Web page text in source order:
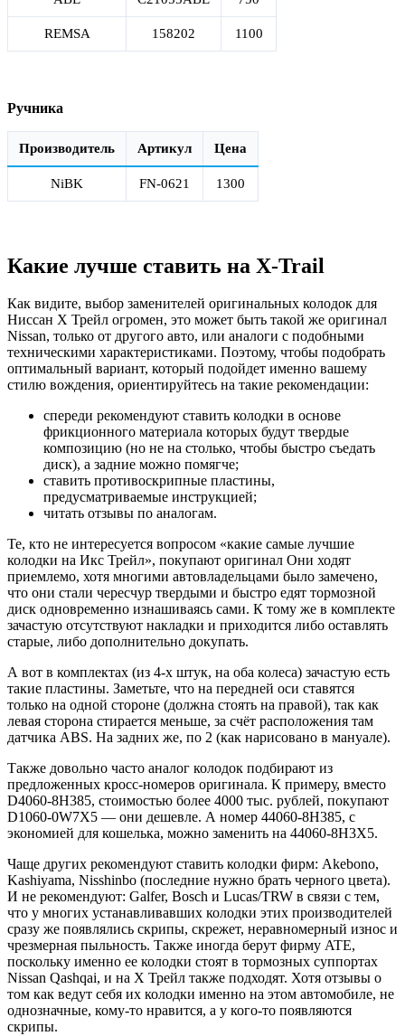
REMSA 158202 1100
Ручника
Производитель Артикул Цена
NiBK FN-0621 1300
Какие лучше ставить на X-Trail
Как видите, выбор заменителей оригинальных колодок для
Ниссан Х Трейл огромен, это может быть такой же оригинал
Nissan, только от другого авто, или аналоги с подобными
техническими характеристиками. Поэтому, чтобы подобрать
оптимальный вариант, который подойдет именно вашему
стилю вождения, ориентируйтесь на такие рекомендации:
спереди рекомендуют ставить колодки в основе
фрикционного материала которых будут твердые
композицию (но не на столько, чтобы быстро съедать
диск), а задние можно помягче;
ставить противоскрипные пластины,
предусматриваемые инструкцией;
читать отзывы по аналогам.
Те, кто не интересуется вопросом «какие самые лучшие
колодки на Икс Трейл», покупают оригинал Они ходят
приемлемо, хотя многими автовладельцами было замечено,
что они стали чересчур твердыми и быстро едят тормозной
диск одновременно изнашиваясь сами. К тому же в комплекте
зачастую отсутствуют накладки и приходится либо оставлять
старые, либо дополнительно докупать.
А вот в комплектах (из 4-х штук, на оба колеса) зачастую есть
такие пластины. Заметьте, что на передней оси ставятся
только на одной стороне (должна стоять на правой), так как
левая сторона стирается меньше, за счёт расположения там
датчика ABS. На задних же, по 2 (как нарисовано в мануале).
Также довольно часто аналог колодок подбирают из
предложенных кросс-номеров оригинала. К примеру, вместо
D4060-8H385, стоимостью более 4000 тыс. рублей, покупают
D1060-0W7X5 — они дешевле. А номер 44060-8H385, с
экономией для кошелька, можно заменить на 44060-8H3X5.
Чаще других рекомендуют ставить колодки фирм: Akebono,
Kashiyama, Nisshinbo (последние нужно брать черного цвета).
И не рекомендуют: Galfer, Bosch и Lucas/TRW в связи с тем,
что у многих устанавливавших колодки этих производителей
сразу же появлялись скрипы, скрежет, неравномерный износ и
чрезмерная пыльность. Также иногда берут фирму ATE,
поскольку именно ее колодки стоят в тормозных суппортах
Nissan Qashqai, и на Х Трейл также подходят. Хотя отзывы о
том как ведут себя их колодки именно на этом автомобиле, не
однозначные, кому-то нравится, а у кого-то появляются
скрипы.